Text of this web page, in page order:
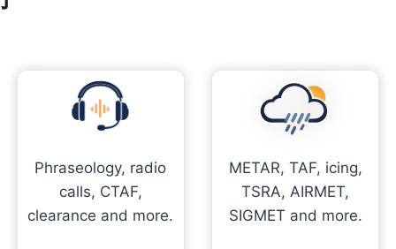
Phraseology, radio
calls, CTAF,
clearance and more.
METAR, TAF, icing,
TSRA, AIRMET,
SIGMET and more.